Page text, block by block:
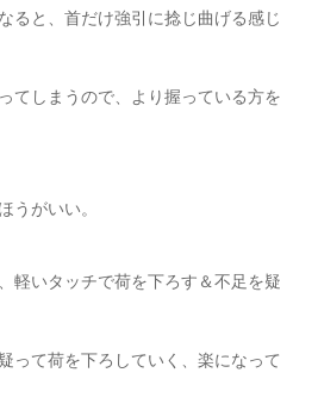
ると、首だけ強引に捻じ曲げる感じ
てしまうので、より握っている方を
うがいい。
軽いタッチで荷を下ろす＆不足を疑
って荷を下ろしていく、楽になって